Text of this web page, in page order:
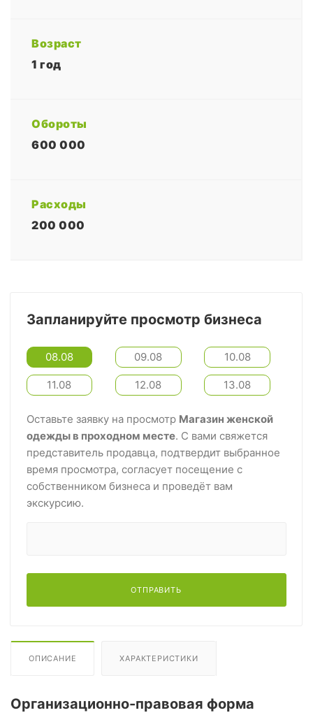
Возраст
1 год
Обороты
600 000
Расходы
200 000
Запланируйте просмотр бизнеса
08.08 09.08 10.08
11.08 12.08 13.08
Оставьте заявку на просмотр Магазин женской
одежды в проходном месте. С вами свяжется
представитель продавца, подтвердит выбранное
время просмотра, согласует посещение с
собственником бизнеса и проведёт вам
экскурсию.
ОТПРАВИТЬ
ОПИСАНИЕ ХАРАКТЕРИСТИКИ
Организационно-правовая форма